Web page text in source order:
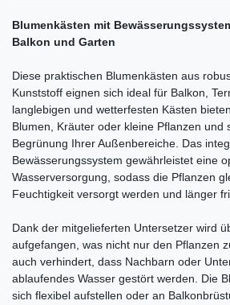
Blumenkästen mit
Balkon und Garten
Diese praktischen Blumenkästen aus
Kunststoff eignen sich ideal für Balkon,
langlebigen und wetterfesten Kästen
Blumen, Kräuter oder kleine Pflanzen und
Begrünung Ihrer Außenbereiche. Das
Bewässerungssystem gewährleistet eine
Wasserversorgung, sodass die Pflanzen
Feuchtigkeit versorgt werden und länger
Dank der mitgelieferten Untersetzer wird
aufgefangen, was nicht nur den Pflanzen
auch verhindert, dass Nachbarn oder
ablaufendes Wasser gestört werden. Die
sich flexibel aufstellen oder an